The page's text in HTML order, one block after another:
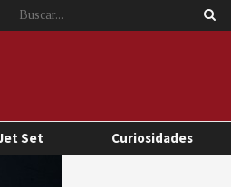
Set Curiosidades